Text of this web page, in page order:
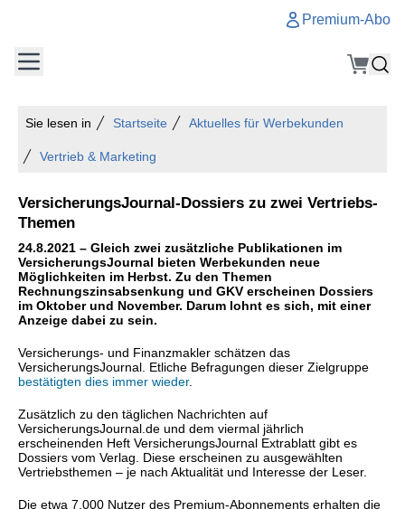
Premium-Abo
Sie lesen in Startseite Aktuelles für Werbekunden
Vertrieb & Marketing
VersicherungsJournal-Dossiers zu zwei Vertriebs-
Themen
24.8.2021 – Gleich zwei zusätzliche Publikationen im
VersicherungsJournal bieten Werbekunden neue
Möglichkeiten im Herbst. Zu den Themen
Rechnungszinsabsenkung und GKV erscheinen Dossiers
im Oktober und November. Darum lohnt es sich, mit einer
Anzeige dabei zu sein.
Versicherungs- und Finanzmakler schätzen das
VersicherungsJournal. Etliche Befragungen dieser Zielgruppe
bestätigten dies immer wieder.
Zusätzlich zu den täglichen Nachrichten auf
VersicherungsJournal.de und dem viermal jährlich
erscheinenden Heft VersicherungsJournal Extrablatt gibt es
Dossiers vom Verlag. Diese erscheinen zu ausgewählten
Vertriebsthemen – je nach Aktualität und Interesse der Leser.
Die etwa 7.000 Nutzer des Premium-Abonnements erhalten die